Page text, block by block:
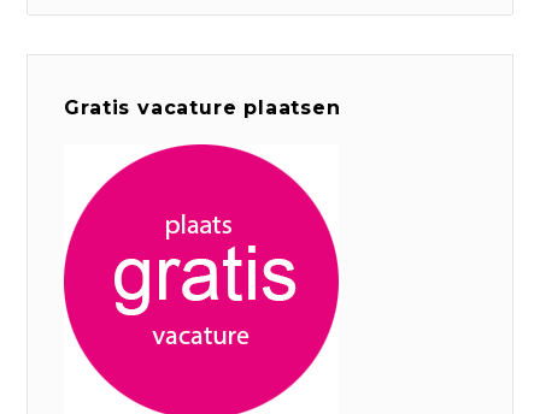
Gratis vacature plaatsen